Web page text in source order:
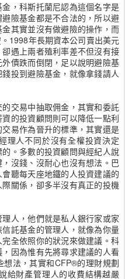
，科斯托蘭尼認為這個名字是
險基金都是不合法的，所以避
其實並沒有做避險的操作，而
1998年長期資本公司賣出美元
遇上兩者殖利率差不但沒有接
債跌而倒閉，足以說明避險基
投到避險基金，就像拿錢請人
交易中抽取佣金，其實和委託
的投資顧問則可以降低一點利
易作為晉升的標準，其實還是
理人不同於沒有全權投資決定
。多數的投資顧問與經紀人說
沒錢、沒耐心也沒有想法。巴
聽每天座地鐵的人投資建議的
關係，卻多半沒有真正的投機
人，他們就是私人銀行家或家
託基金的管理人，就像為你量
全依照你的狀況來做建議。科
因為惟有先將尋求建議的人看
法，其實和CFP®的理財規劃
給財產管理人的收費結構越嚴